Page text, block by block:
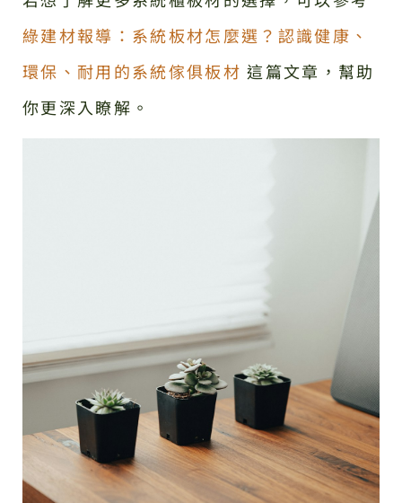
綠建材報導：系統板材怎麼選？認識健康、
環保、耐用的系統傢俱板材 這篇文章，幫助
你更深入瞭解。